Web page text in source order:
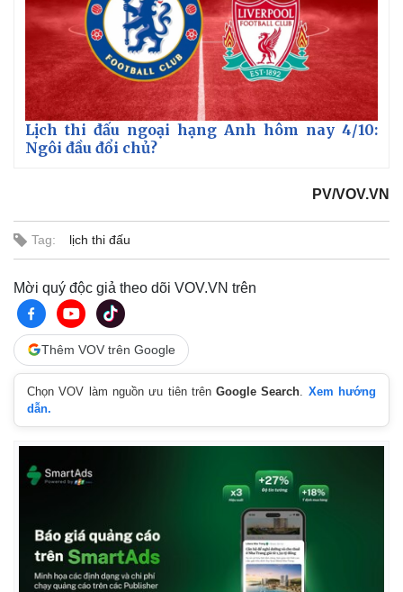
Hồ sơ
Lịch thi đấu ngoại hạng Anh hôm nay 4/10:
Ngôi đầu đổi chủ?
PV/VOV.VN
Tag: lịch thi đấu
Mời quý độc giả theo dõi VOV.VN trên
Thêm VOV trên Google
Chọn VOV làm nguồn ưu tiên trênGoogle Search
Xem hướng
dẫn.